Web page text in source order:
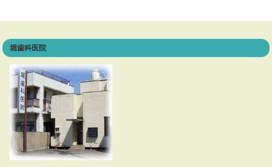
堀歯科医院